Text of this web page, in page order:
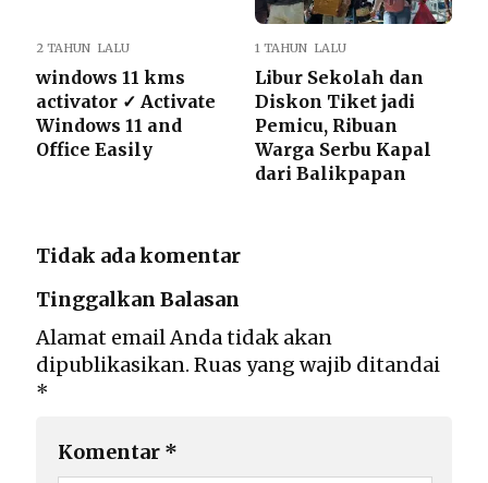
2 TAHUN LALU
windows 11 kms
activator ✓ Activate
Windows 11 and
Office Easily
1 TAHUN LALU
Libur Sekolah dan
Diskon Tiket jadi
Pemicu, Ribuan
Warga Serbu Kapal
dari Balikpapan
Tidak ada komentar
Tinggalkan Balasan
Alamat email Anda tidak akan
dipublikasikan. Ruas yang wajib ditandai
*
Komentar *